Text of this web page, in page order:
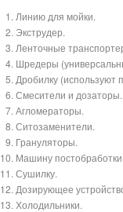
Линию для мойки.
Экструдер.
Ленточные
Шредеры
Дробилку (используют
Смесители и дозаторы.
Агломераторы.
Ситозаменители.
Грануляторы.
Машину постобработки
Сушилку.
Дозирующее
Холодильники.